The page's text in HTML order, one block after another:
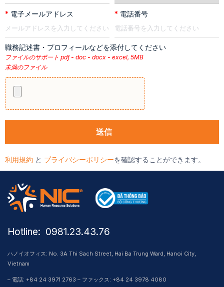
* 電子メールアドレス * 電話番号
職務記述書・プロフィールなどを添付してください
ファイルのサポート pdf - doc - docx - excel, 5MB
未満のファイル
利用規約 と プライバシーポリシーを確認することができます。
Hotline: ​ 0981.23.43.76
ハノイオフィス: No. 3A Thi Sach Street, Hai Ba Trung Ward, Hanoi City,
Vietnam
– 電話: +84 24 3971 2763 – ファックス: +84 24 3978 4080